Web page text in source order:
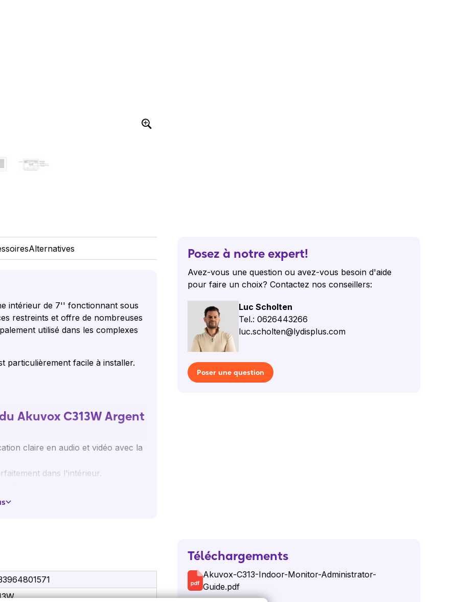
Alternatives
intérieur de 7'' fonctionnant sous
restreints et offre de nombreuses
utilisé dans les complexes
particulièrement facile à installer.
Akuvox C313W Argent
claire en audio et vidéo avec la
dans l'intérieur.
le connecter à votre réseau avec un
possibilité d'ouvrir la porte à
Akuvox
Posez à notre expert!
Avez-vous une question ou avez-vous besoin d'aide
pour faire un choix? Contactez nos conseillers:
Luc Scholten
Tel.: 0626443266
luc.scholten@lydisplus.com
Poser une question
Téléchargements
Akuvox-C313-Indoor-Monitor-Administrator-
Guide.pdf